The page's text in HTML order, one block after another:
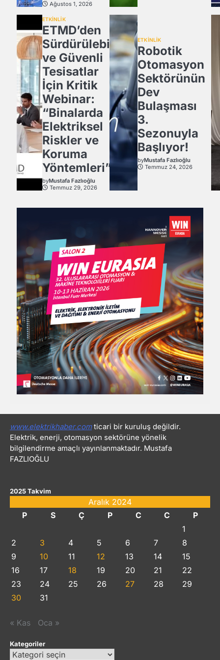
Ağustos 1, 2026
ETKİNLİK
ETMD’den
Sürdürülebilir
ve Güvenli
Tesisatlar
İçin Kritik
Webinar:
“Binalarda
Elektriksel
Riskler ve
Koruma
Yöntemleri”
byMustafa Fazlıoğlu
Temmuz 29, 2026
ETKİNLİK
Robotik
Otomasyon
Sektörünün
Dev
Bulaşması
3.
Sezonuyla
Başlıyor!
byMustafa Fazlıoğlu
Temmuz 24, 2026
www.elektrikhaber.comticari bir kuruluş değildir.
Elektrik, enerji, otomasyon sektörüne yönelik
bilgilendirme amaçlı yayınlanmaktadır. Mustafa
FAZLIOĞLU
2025 Takvim
Aralık 2024
P
S Ç P C C
P
1
2
3 4 5 6 7
8
9
10 11 12 13 14
15
16
17 18 19 20 21
22
23
24 25 26 27 28
29
30
31
« Kas Oca »
Kategoriler
Kategoriler